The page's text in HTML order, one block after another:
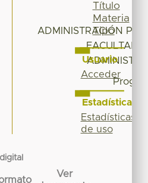
ADMINISTRACIÓN
FACULTAD
Ver
Título
Materia
Tipo
Usuario
Acceder
Estadísticas
Estadísticas
de uso